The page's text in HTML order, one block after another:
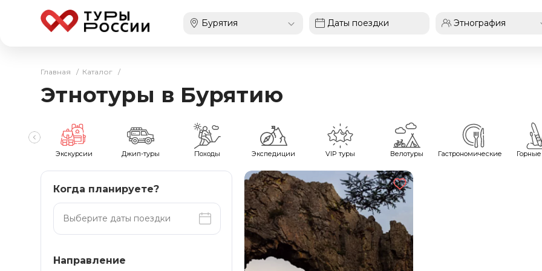
Главная / Каталог /
Этнотуры в Бурятию
Экскурсии Джип-туры Походы Экспедиции VIP туры Велотуры Гастрономические
Когда планируете?
Направление